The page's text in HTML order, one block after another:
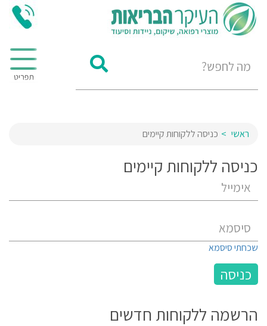
ראשי כניסה ללקוחות קיימים
כניסה ללקוחות קיימים
שכחתי סיסמא
הרשמה ללקוחות חדשים